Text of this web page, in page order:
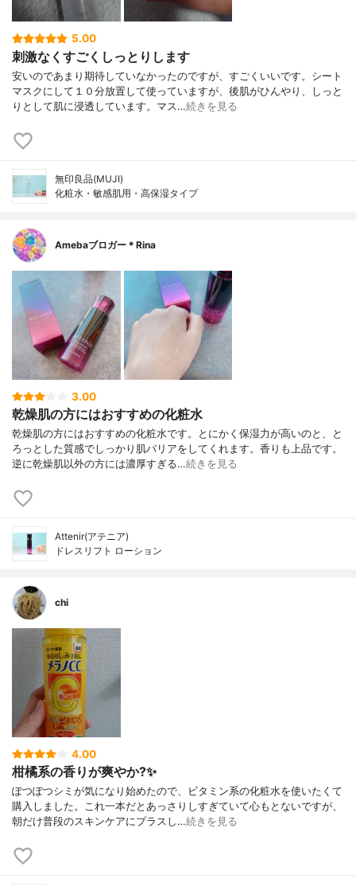
5.00
刺激なくすごくしっとりします
安いのであまり期待していなかったのですが、すごくいいです。シート
マスクにして１０分放置して使っていますが、後肌がひんやり、しっと
りとして肌に浸透しています。マス…続きを見る
無印良品(MUJI)
化粧水・敏感肌用・高保湿タイプ
Amebaブロガー＊Rina
3.00
乾燥肌の方にはおすすめの化粧水
乾燥肌の方にはおすすめの化粧水です。とにかく保湿力が高いのと、と
ろっとした質感でしっかり肌バリアをしてくれます。香りも上品です。
逆に乾燥肌以外の方には濃厚すぎる…続きを見る
Attenir(アテニア)
ドレスリフト ローション
chi
4.00
柑橘系の香りが爽やか?✨
ぽつぽつシミが気になり始めたので、ビタミン系の化粧水を使いたくて
購入しました。これ一本だとあっさりしすぎていて心もとないですが、
朝だけ普段のスキンケアにプラスし…続きを見る